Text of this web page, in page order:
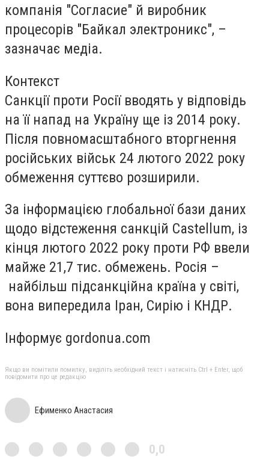
компанія "Согласие" й виробник
процесорів "Байкал электроникс", –
зазначає медіа.
Контекст
Санкції проти Росії вводять у відповідь
на її напад на Україну ще із 2014 року.
Після повномасштабного вторгнення
російських військ 24 лютого 2022 року
обмеження суттєво розширили.
За інформацією глобальної бази даних
щодо відстеження санкцій Castellum, із
кінця лютого 2022 року проти РФ ввели
майже 21,7 тис. обмежень. Росія –
найбільш підсанкційна країна у світі,
вона випередила Іран, Сирію і КНДР.
Інформує gordonua.com
Якщо ви помітили помилку, виділіть необхідний текст і натисніть Ctrl + Enter, щоб
повідомити про це редакцію
Ефименко Анастасия
0,0